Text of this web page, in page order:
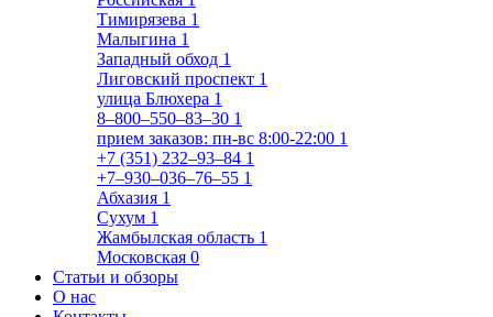
Тимирязева 1
Малыгина 1
Западный обход 1
Лиговский проспект 1
улица Блюхера 1
8‒800‒550‒83‒30 1
прием заказов: пн-вс 8:00-22:00 1
+7 (351) 232‒93‒84 1
+7‒930‒036‒76‒55 1
Абхазия 1
Сухум 1
Жамбылская область 1
Московская 0
Статьи и обзоры
О нас